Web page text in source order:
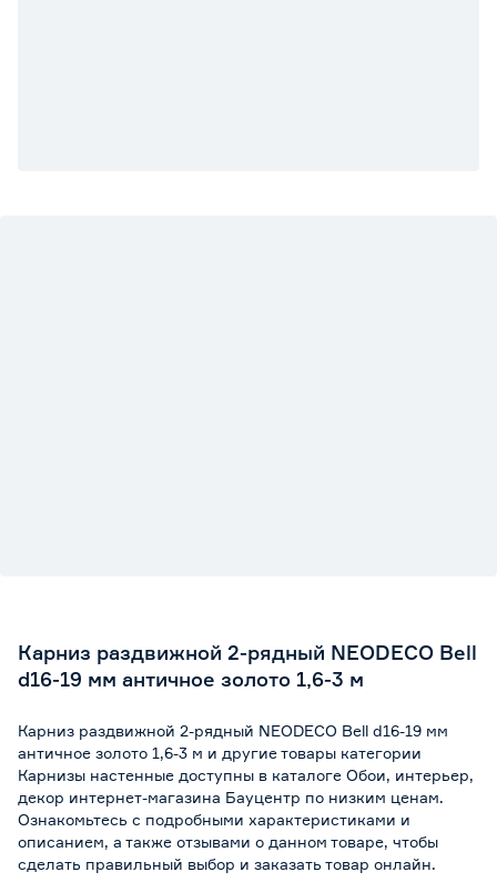
Карниз раздвижной 2-рядный NEODECO Bell
d16-19 мм античное золото 1,6-3 м
Карниз раздвижной 2-рядный NEODECO Bell d16-19 мм
античное золото 1,6-3 м и другие товары категории
Карнизы настенные доступны в каталоге Обои, интерьер,
декор интернет-магазина Бауцентр по низким ценам.
Ознакомьтесь с подробными характеристиками и
описанием, а также отзывами о данном товаре, чтобы
сделать правильный выбор и заказать товар онлайн.